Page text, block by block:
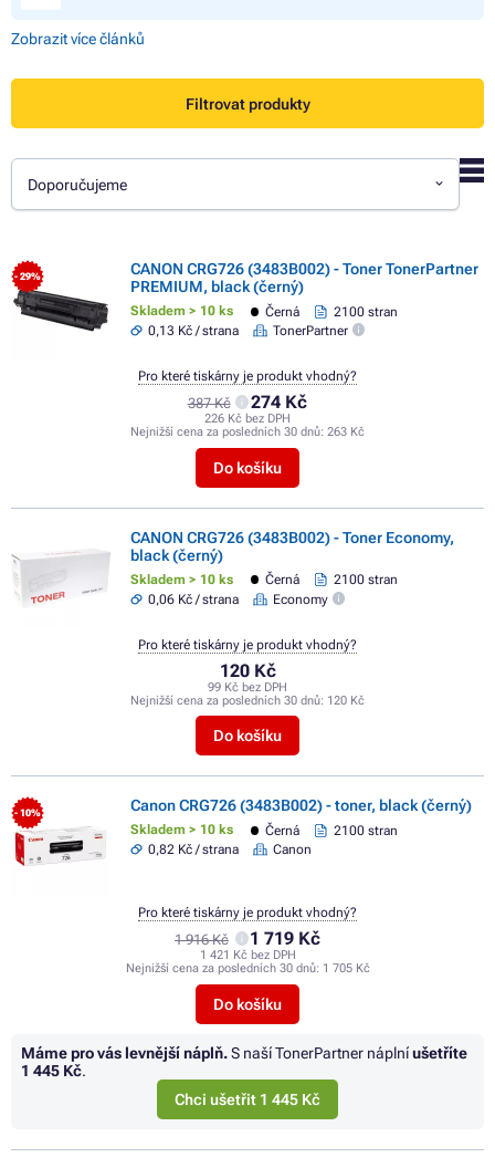
Zobrazit více článků
Filtrovat produkty
Doporučujeme
- 29%
CANON CRG726 (3483B002) - Toner TonerPartner
PREMIUM, black (černý)
Skladem > 10 ks Černá
2100 stran
0,13 Kč / strana
TonerPartner
387 Kč 274 Kč
226 Kč bez DPH
Nejnižší cena za posledních 30 dnů: 263 Kč
Do košíku
Pro které tiskárny je produkt vhodný?
CANON CRG726 (3483B002) - Toner Economy,
black (černý)
Skladem > 10 ks Černá
2100 stran
0,06 Kč / strana
Economy
120 Kč
99 Kč bez DPH
Nejnižší cena za posledních 30 dnů: 120 Kč
Do košíku
Pro které tiskárny je produkt vhodný?
- 10% Canon CRG726 (3483B002) - toner, black (černý)
Skladem > 10 ks Černá
2100 stran
0,82 Kč / strana
Canon
1 916 Kč 1 719 Kč
1 421 Kč bez DPH
Nejnižší cena za posledních 30 dnů: 1 705 Kč
Do košíku
Pro které tiskárny je produkt vhodný?
Máme pro vás levnější náplň.S naší TonerPartner náplníušetříte
1 445 Kč.
Chci ušetřit 1 445 Kč